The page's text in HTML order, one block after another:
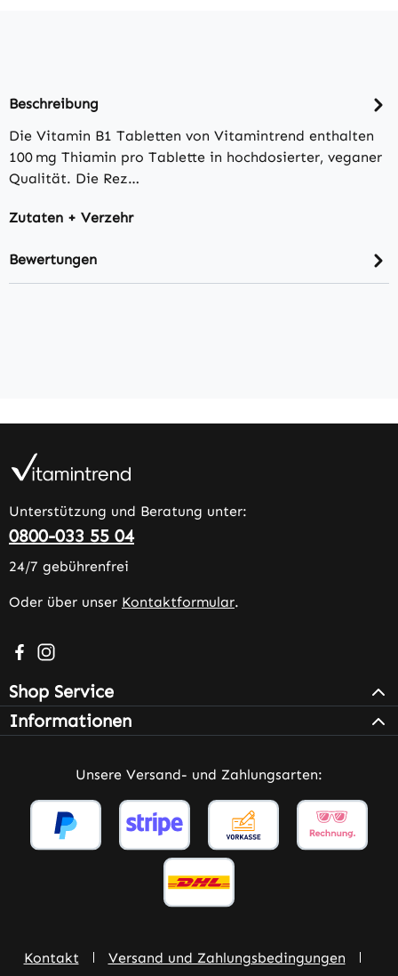
Beschreibung
Die Vitamin B1 Tabletten von Vitamintrend enthalten
100 mg Thiamin pro Tablette in hochdosierter, veganer
Qualität. Die Rez…
Zutaten + Verzehr
Bewertungen
Unterstützung und Beratung unter:
0800-033 55 04
24/7 gebührenfrei
Oder über unser Kontaktformular.
Besuche uns auf Facebook – öffnet in neuem Tab
Schau auf Instagram vorbei – öffnet in neuem Tab
Shop Service
Informationen
Unsere Versand- und Zahlungsarten:
Kontakt Versand und Zahlungsbedingungen